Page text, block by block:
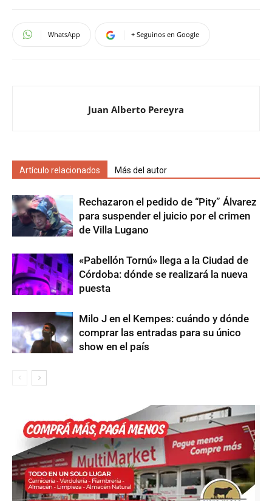
WhatsApp + Seguinos en Google
Juan Alberto Pereyra
Artículo relacionados Más del autor
Rechazaron el pedido de “Pity” Álvarez
para suspender el juicio por el crimen
de Villa Lugano
«Pabellón Tornú» llega a la Ciudad de
Córdoba: dónde se realizará la nueva
puesta
Milo J en el Kempes: cuándo y dónde
comprar las entradas para su único
show en el país